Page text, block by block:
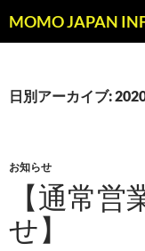
ン
ツ
キ
MOMO JAPAN
索
日別アーカイブ:
お知らせ
【通常
せ】